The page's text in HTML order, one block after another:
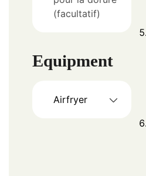
(facultatif)
Equipment
Airfryer